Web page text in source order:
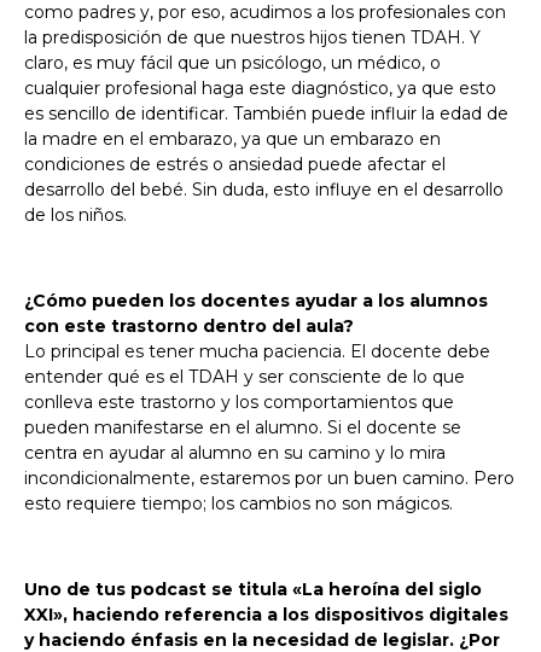
como padres y, por eso, acudimos a los profesionales con
la predisposición de que nuestros hijos tienen TDAH. Y
claro, es muy fácil que un psicólogo, un médico, o
cualquier profesional haga este diagnóstico, ya que esto
es sencillo de identificar. También puede influir la edad de
la madre en el embarazo, ya que un embarazo en
condiciones de estrés o ansiedad puede afectar el
desarrollo del bebé. Sin duda, esto influye en el desarrollo
de los niños.
¿Cómo pueden los docentes ayudar a los alumnos
con este trastorno dentro del aula?
Lo principal es tener mucha paciencia. El docente debe
entender qué es el TDAH y ser consciente de lo que
conlleva este trastorno y los comportamientos que
pueden manifestarse en el alumno. Si el docente se
centra en ayudar al alumno en su camino y lo mira
incondicionalmente, estaremos por un buen camino. Pero
esto requiere tiempo; los cambios no son mágicos.
Uno de tus podcast se titula «La heroína del siglo
XXI», haciendo referencia a los dispositivos digitales
y haciendo énfasis en la necesidad de legislar. ¿Por